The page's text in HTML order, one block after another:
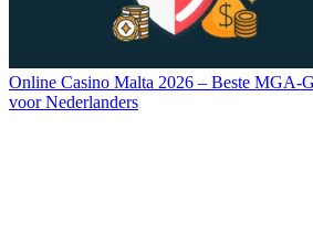
Online Casino Malta 2026 – Beste MGA-
voor Nederlanders